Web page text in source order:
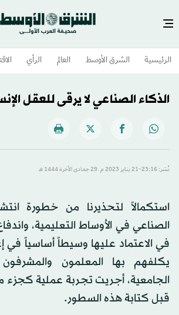
الرئيسية الشرق الأوسط​ العالم الرأي
الذكاء الصناعي لا يرقى للعقل
نُشر: 23:16-21 يناير 2023 م ـ 29 جمادى الآخرة 1444 هـ
استكمالاً لتحذيرنا من خطورة
الصناعي في الأوساط التعليمية،
في الاعتماد عليها وسيطاً أساسياً في
يكلفهم بها المعلمون
الجامعية، أجريت تجربة عملية كجزء
قبل كتابة هذه السطور.